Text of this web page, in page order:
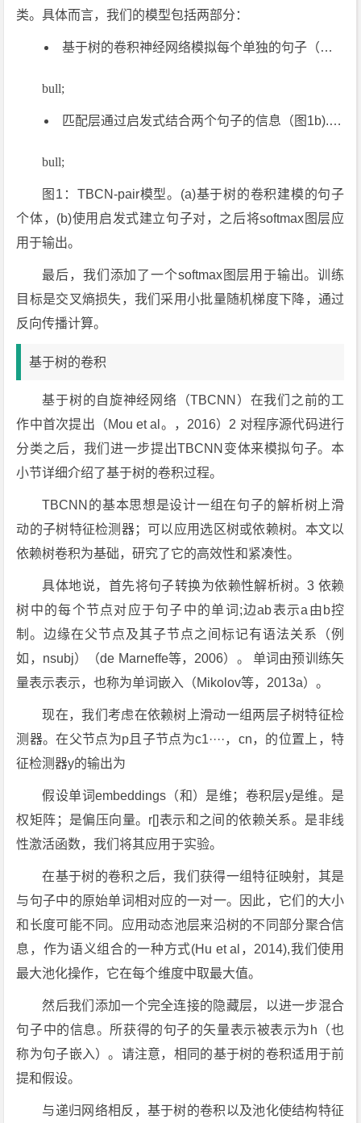
类。具体而言，我们的模型包括两部分：
基于树的卷积神经网络模拟每个单独的句子（图1a). 请注意，两个句子，前提和假设，共享相同的TBCNN模型（具有相同的参数），因为这部分旨在捕获句子的一般语义。
bull;
匹配层通过启发式结合两个句子的信息（图1b). 在单个句子模型之后，我们设计了一个句子匹配层来聚合信息。我们使用简单的启发式方法，包括连接、元积和差分，它们是实在有效的并且高效的。
bull;
图1：TBCN-pair模型。(a)基于树的卷积建模的句子
个体，(b)使用启发式建立句子对，之后将softmax图层应
用于输出。
最后，我们添加了一个softmax图层用于输出。训练
目标是交叉熵损失，我们采用小批量随机梯度下降，通过
反向传播计算。
基于树的卷积
基于树的自旋神经网络（TBCNN）在我们之前的工
作中首次提出（Mou et al。，2016）2 对程序源代码进行
分类之后，我们进一步提出TBCNN变体来模拟句子。本
小节详细介绍了基于树的卷积过程。
TBCNN的基本思想是设计一组在句子的解析树上滑
动的子树特征检测器；可以应用选区树或依赖树。本文以
依赖树卷积为基础，研究了它的高效性和紧凑性。
具体地说，首先将句子转换为依赖性解析树。3 依赖
树中的每个节点对应于句子中的单词;边ab表示a由b控
制。边缘在父节点及其子节点之间标记有语法关系（例
如，nsubj）（de Marneffe等，2006）。 单词由预训练矢
量表示表示，也称为单词嵌入（Mikolov等，2013a）。
现在，我们考虑在依赖树上滑动一组两层子树特征检
测器。在父节点为p且子节点为c1····，cn，的位置上，特
征检测器y的输出为
假设单词embeddings（和）是维；卷积层y是维。是
权矩阵；是偏压向量。r[]表示和之间的依赖关系。是非线
性激活函数，我们将其应用于实验。
在基于树的卷积之后，我们获得一组特征映射，其是
与句子中的原始单词相对应的一对一。因此，它们的大小
和长度可能不同。应用动态池层来沿树的不同部分聚合信
息，作为语义组合的一种方式(Hu et al，2014),我们使用
最大池化操作，它在每个维度中取最大值。
然后我们添加一个完全连接的隐藏层，以进一步混合
句子中的信息。所获得的句子的矢量表示被表示为h（也
称为句子嵌入）。请注意，相同的基于树的卷积适用于前
提和假设。
与递归网络相反，基于树的卷积以及池化使结构特征